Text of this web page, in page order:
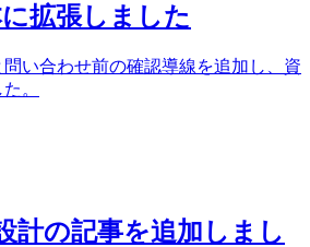
拡張しました
い合わせ前の確認導線を追加し、資
。
計の記事を追加しまし